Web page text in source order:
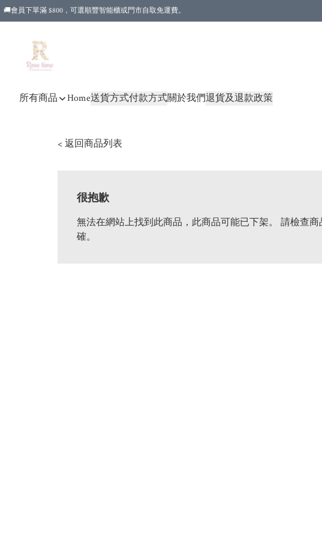
🚚會員下單滿 $800，可選順豐智能櫃或門市自取免運費。
所有商品 Home送貨方式付款方式關於我們退貨及退款政策
< 返回商品列表
很抱歉
無法在網站上找到此商品，此商品可能已下架。 請檢查
確。